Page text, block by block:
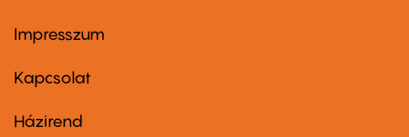
Footer
first
Impresszum
Kapcsolat
Footer
Házirend